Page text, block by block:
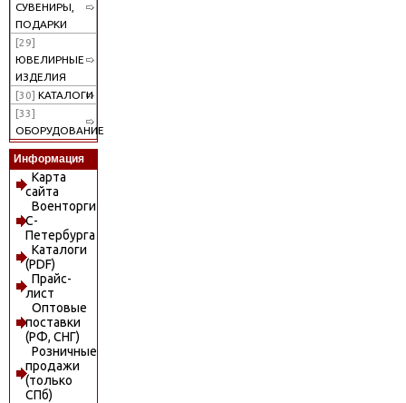
СУВЕНИРЫ,
ПОДАРКИ
[29]
ЮВЕЛИРНЫЕ
ИЗДЕЛИЯ
[30] КАТАЛОГИ
[33]
ОБОРУДОВАНИЕ
Информация
Карта
сайта
Военторги
С-
Петербурга
Каталоги
(PDF)
Прайс-
лист
Оптовые
поставки
(РФ, СНГ)
Розничные
продажи
(только
СПб)